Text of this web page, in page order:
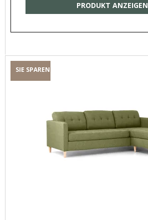
PRODUKT ANZEIGEN
SIE SPAREN